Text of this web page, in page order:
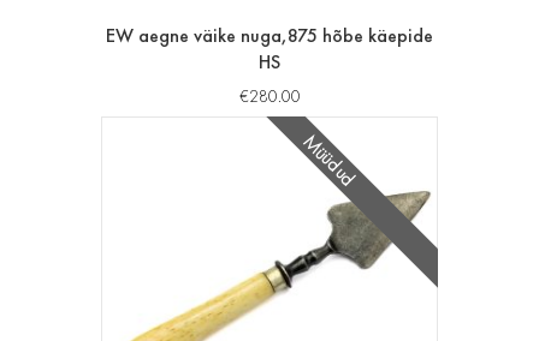
EW aegne väike nuga,875 hõbe käepide
HS
€280.00
Müüdud